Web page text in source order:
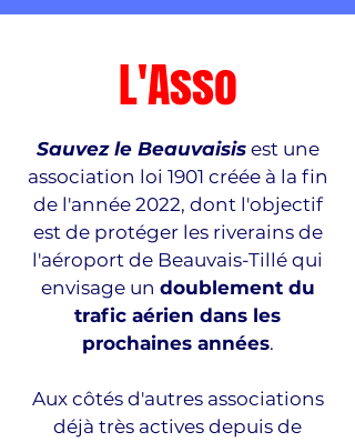
L'Asso
Sauvez le Beauvaisisest une
association loi 1901 créée à la fin
de l'année 2022, dont l'objectif
est de protéger les riverains de
l'aéroport de Beauvais-Tillé qui
envisage un doublement du
trafic aérien dans les
prochaines années.
Aux côtés d'autres associations
déjà très actives depuis de